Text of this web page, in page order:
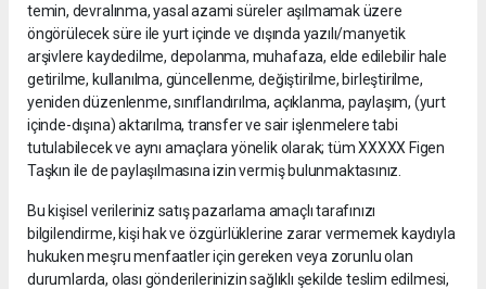
temin, devralınma, yasal azami süreler aşılmamak üzere
öngörülecek süre ile yurt içinde ve dışında yazılı/manyetik
arşivlere kaydedilme, depolanma, muhafaza, elde edilebilir hale
getirilme, kullanılma, güncellenme, değiştirilme, birleştirilme,
yeniden düzenlenme, sınıflandırılma, açıklanma, paylaşım, (yurt
içinde-dışına) aktarılma, transfer ve sair işlenmelere tabi
tutulabilecek ve aynı amaçlara yönelik olarak; tüm XXXXX Figen
Taşkın ile de paylaşılmasına izin vermiş bulunmaktasınız.
Bu kişisel verileriniz satış pazarlama amaçlı tarafınızı
bilgilendirme, kişi hak ve özgürlüklerine zarar vermemek kaydıyla
hukuken meşru menfaatler için gereken veya zorunlu olan
durumlarda, olası gönderilerinizin sağlıklı şekilde teslim edilmesi,